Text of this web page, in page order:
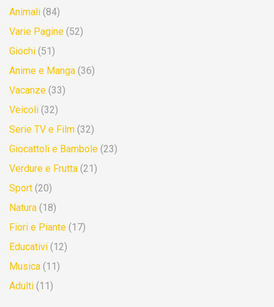
Animali (84)
Varie Pagine (52)
Giochi (51)
Anime e Manga (36)
Vacanze (33)
Veicoli (32)
Serie TV e Film (32)
Giocattoli e Bambole (23)
Verdure e Frutta (21)
Sport (20)
Natura (18)
Fiori e Piante (17)
Educativi (12)
Musica (11)
Adulti (11)